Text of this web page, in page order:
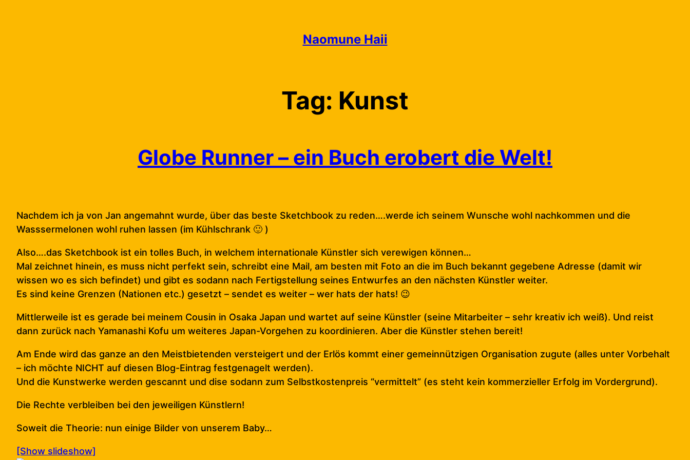
Naomune Haii
Tag: Kunst
Globe Runner – ein Buch erobert die Welt!
Nachdem ich ja von Jan angemahnt wurde, über das beste Sketchbook zu reden….werde ich seinem Wunsche wohl nachkommen und die
Wasssermelonen wohl ruhen lassen (im Kühlschrank 🙂 )
Also….das Sketchbook ist ein tolles Buch, in welchem internationale Künstler sich verewigen können…
Mal zeichnet hinein, es muss nicht perfekt sein, schreibt eine Mail, am besten mit Foto an die im Buch bekannt gegebene Adresse (damit wir
wissen wo es sich befindet) und gibt es sodann nach Fertigstellung seines Entwurfes an den nächsten Künstler weiter.
Es sind keine Grenzen (Nationen etc.) gesetzt – sendet es weiter – wer hats der hats! 😉
Mittlerweile ist es gerade bei meinem Cousin in Osaka Japan und wartet auf seine Künstler (seine Mitarbeiter – sehr kreativ ich weiß). Und reist
dann zurück nach Yamanashi Kofu um weiteres Japan-Vorgehen zu koordinieren. Aber die Künstler stehen bereit!
Am Ende wird das ganze an den Meistbietenden versteigert und der Erlös kommt einer gemeinnützigen Organisation zugute (alles unter Vorbehalt
– ich möchte NICHT auf diesen Blog-Eintrag festgenagelt werden).
Und die Kunstwerke werden gescannt und dise sodann zum Selbstkostenpreis “vermittelt” (es steht kein kommerzieller Erfolg im Vordergrund).
Die Rechte verbleiben bei den jeweiligen Künstlern!
Soweit die Theorie: nun einige Bilder von unserem Baby…
[Show slideshow]